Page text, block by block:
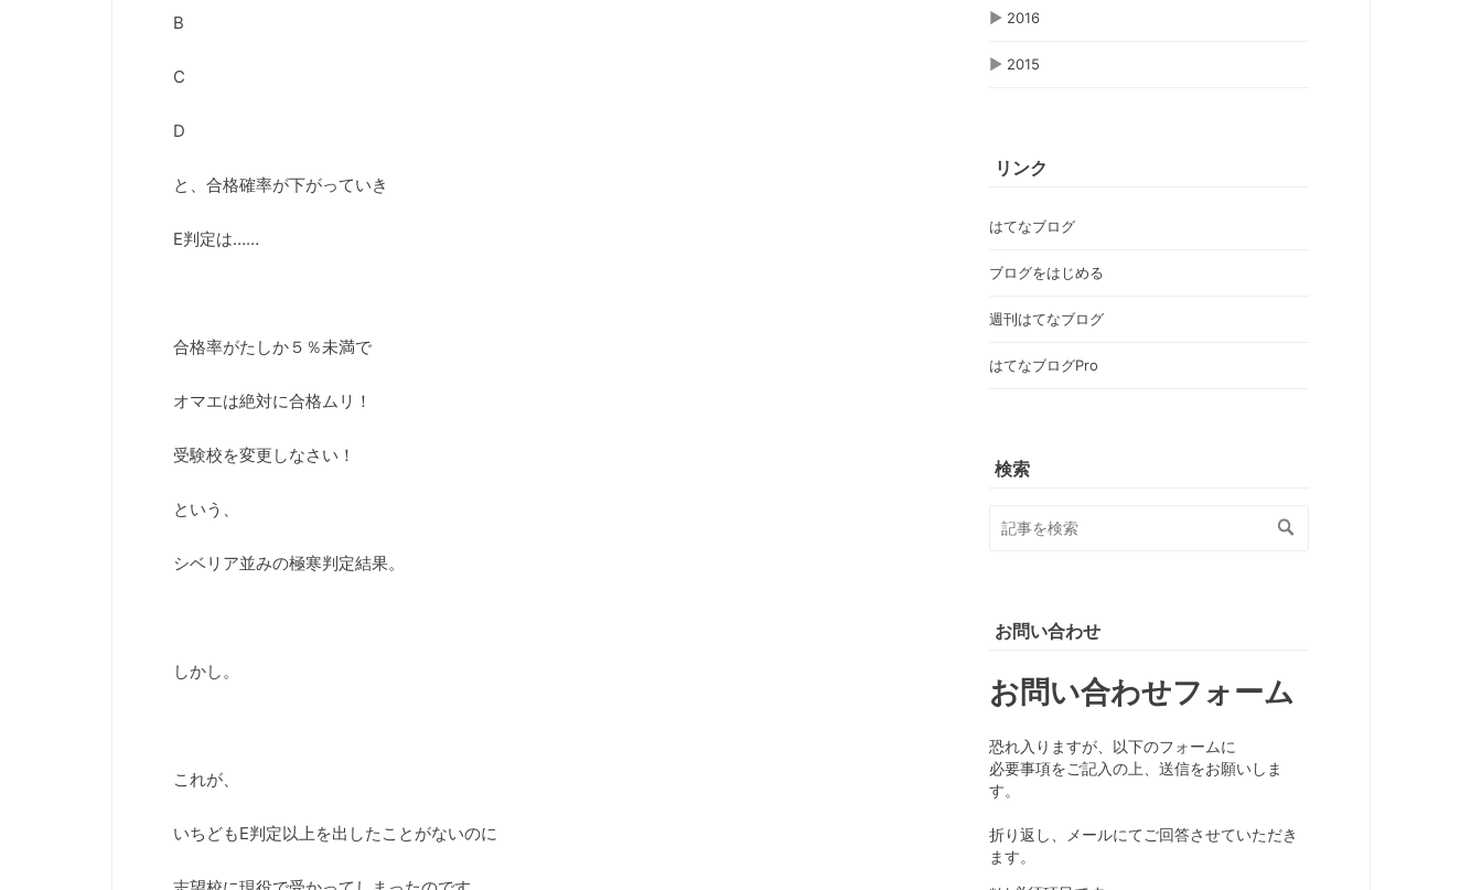
B
C
D
と、合格確率が下がっていき
E判定は……
合格率がたしか５％未満で
オマエは絶対に合格ムリ！
受験校を変更しなさい！
という、
シベリア並みの極寒判定結果。
しかし。
これが、
いちどもE判定以上を出したことがないのに
▶ 2016
▶ 2015
リンク
はてなブログ
ブログをはじめる
週刊はてなブログ
はてなブログPro
検索
お問い合わせ
お問い合わせフォーム
恐れ入りますが、以下のフォームに
必要事項をご記入の上、送信をお願いしま
す。
折り返し、メールにてご回答させていただき
ます。